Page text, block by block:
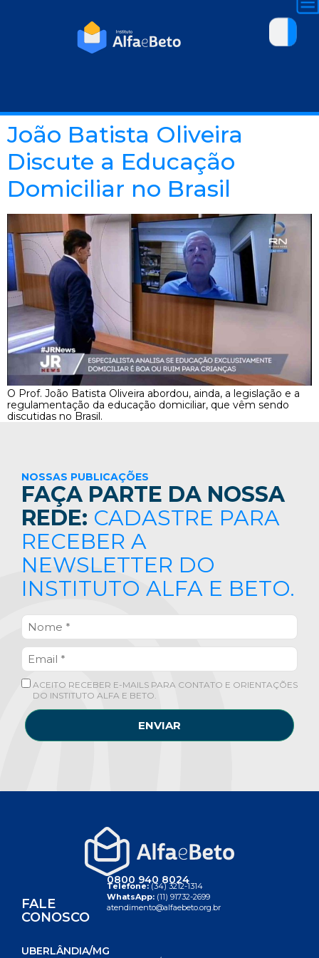
João Batista Oliveira
Discute a Educação
Domiciliar no Brasil
O Prof. João Batista Oliveira abordou, ainda, a legislação e a
regulamentação da educação domiciliar, que vêm sendo
discutidas no Brasil.
NOSSAS PUBLICAÇÕES
FAÇA PARTE DA NOSSA
REDE: CADASTRE PARA
RECEBER A
NEWSLETTER DO
INSTITUTO ALFA E BETO.
ACEITO RECEBER E-MAILS PARA CONTATO E ORIENTAÇÕES
DO INSTITUTO ALFA E BETO.
ENVIAR
FALE
CONOSCO
0800 940 8024
Telefone:(34) 3212-1314
WhatsApp: (11) 91732-2699
atendimento@alfaebeto.org.br
UBERLÂNDIA/MG